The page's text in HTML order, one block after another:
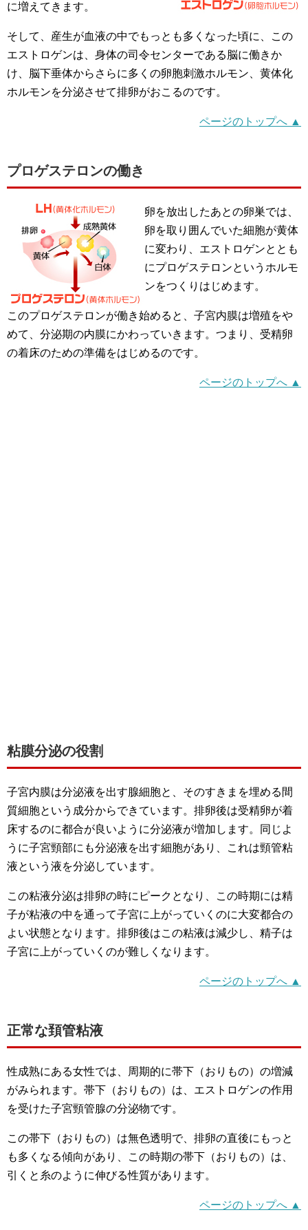
に増えてきます。
そして、産生が血液の中でもっとも多くなった頃に、この
エストロゲンは、身体の司令センターである脳に働きか
け、脳下垂体からさらに多くの卵胞刺激ホルモン、黄体化
ホルモンを分泌させて排卵がおこるのです。
ページのトップへ ▲
プロゲステロンの働き
卵を放出したあとの卵巣では、
卵を取り囲んでいた細胞が黄体
に変わり、エストロゲンととも
にプロゲステロンというホルモ
ンをつくりはじめます。
このプロゲステロンが働き始めると、子宮内膜は増殖をや
めて、分泌期の内膜にかわっていきます。つまり、受精卵
の着床のための準備をはじめるのです。
ページのトップへ ▲
粘膜分泌の役割
子宮内膜は分泌液を出す腺細胞と、そのすきまを埋める間
質細胞という成分からできています。排卵後は受精卵が着
床するのに都合が良いように分泌液が増加します。同じよ
うに子宮頸部にも分泌液を出す細胞があり、これは頸管粘
液という液を分泌しています。
この粘液分泌は排卵の時にピークとなり、この時期には精
子が粘液の中を通って子宮に上がっていくのに大変都合の
よい状態となります。排卵後はこの粘液は減少し、精子は
子宮に上がっていくのが難しくなります。
ページのトップへ ▲
正常な頚管粘液
性成熟にある女性では、周期的に帯下（おりもの）の増減
がみられます。帯下（おりもの）は、エストロゲンの作用
を受けた子宮頸管腺の分泌物です。
この帯下（おりもの）は無色透明で、排卵の直後にもっと
も多くなる傾向があり、この時期の帯下（おりもの）は、
引くと糸のように伸びる性質があります。
ページのトップへ ▲